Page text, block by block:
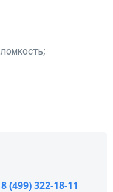
8 (499) 322-18-11